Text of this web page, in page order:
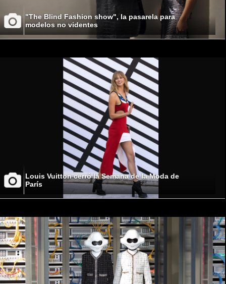
"The Blind Fashion show", la pasarela para
modelos no videntes
Louis Vuitton cerró la Semana de la Moda de
París